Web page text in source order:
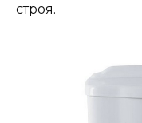
строя.